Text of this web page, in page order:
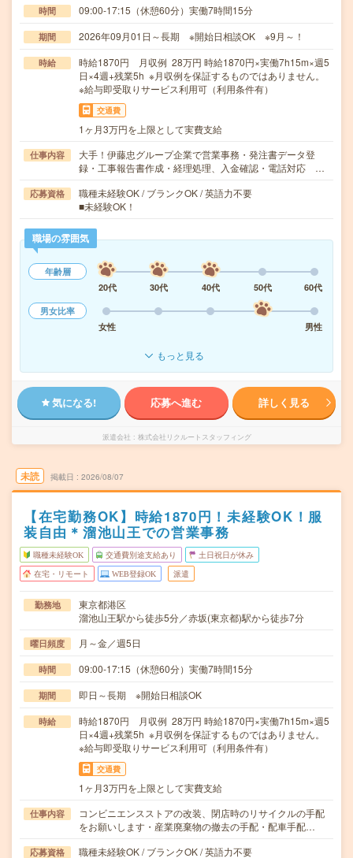
時間 09:00-17:15（休憩60分）実働7時間15分
期間 2026年09月01日～長期 ※開始日相談OK ※9月～！
時給
時給1870円 月収例 28万円 時給1870円×実働7h15m×週5
日×4週+残業5h ※月収例を保証するものではありません。
※給与即受取りサービス利用可（利用条件有）
交通費
1ヶ月3万円を上限として実費支給
仕事内容
大手！伊藤忠グループ企業で営業事務・発注書データ登
録・工事報告書作成・経理処理、入金確認・電話対応 …
応募資格
職種未経験OK / ブランクOK / 英語力不要
■未経験OK！
職場の雰囲気
年齢層
20代
30代 40代 50代
60代
男女比率
女性
男性
もっと見る
気になる! 応募へ進む 詳しく見る
派遣会社 株式会社リクルートスタッフィング
未読 掲載日 2026/08/07
【在宅勤務OK】時給1870円！未経験OK！服
装自由＊溜池山王での営業事務
職種未経験OK 交通費別途支給あり 土日祝日が休み
在宅・リモート WEB登録OK 派遣
勤務地
東京都港区
溜池山王駅から徒歩5分／赤坂(東京都)駅から徒歩7分
曜日頻度 月～金／週5日
時間 09:00-17:15（休憩60分）実働7時間15分
期間 即日～長期 ※開始日相談OK
時給
時給1870円 月収例 28万円 時給1870円×実働7h15m×週5
日×4週+残業5h ※月収例を保証するものではありません。
※給与即受取りサービス利用可（利用条件有）
交通費
1ヶ月3万円を上限として実費支給
仕事内容
コンビニエンスストアの改装、閉店時のリサイクルの手配
をお願いします・産業廃棄物の撤去の手配・配車手配…
応募資格
職種未経験OK / ブランクOK / 英語力不要